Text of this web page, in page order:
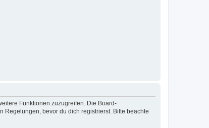
Funktionen zuzugreifen. Die Board-
bevor du dich registrierst. Bitte beachte